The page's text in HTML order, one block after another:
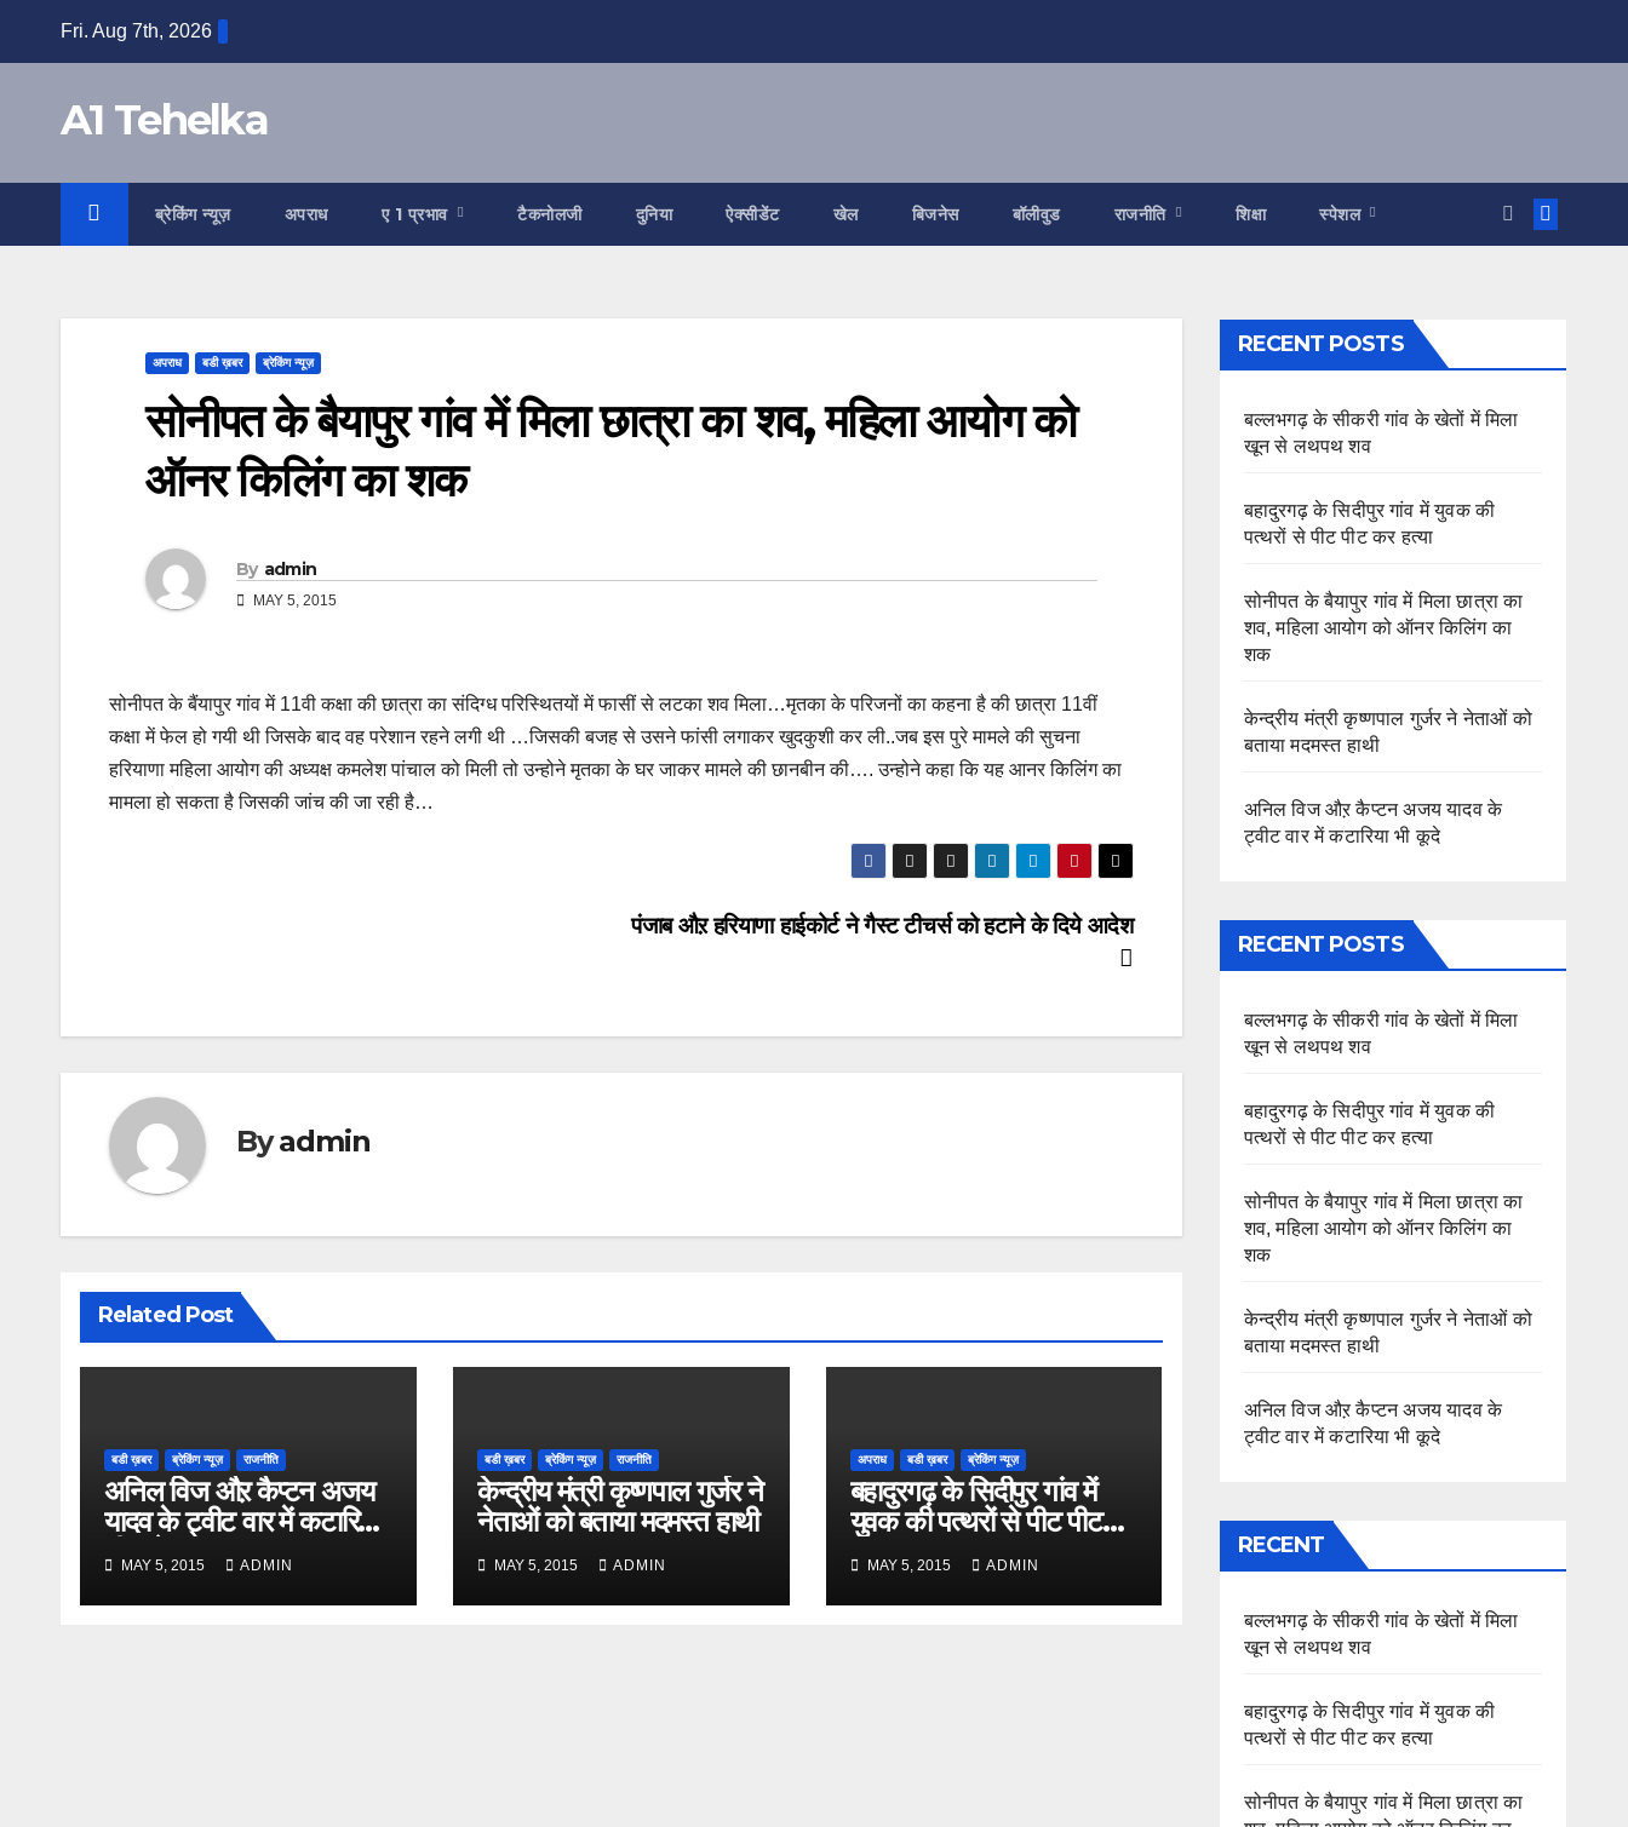
Fri. Aug 7th, 2026
A1 Tehelka
ब्रेकिंग न्यूज़ अपराध ए 1 प्रभाव टैकनोलजी दुनिया ऐक्सीडेंट खेल बिजनेस बॉलीवुड राजनीति शिक्षा स्पेशल
अपराध बडी ख़बर ब्रेकिंग न्यूज़
सोनीपत के बैयापुर गांव में मिला छात्रा का शव, महिला आयोग को
ऑनर किलिंग का शक
By admin
MAY 5, 2015
सोनीपत के बैंयापुर गांव में 11वी कक्षा की छात्रा का संदिग्ध परिस्थितयों में फासीं से लटका शव मिला…मृतका के परिजनों का कहना है की छात्रा 11वीं
कक्षा में फेल हो गयी थी जिसके बाद वह परेशान रहने लगी थी …जिसकी बजह से उसने फांसी लगाकर खुदकुशी कर ली..जब इस पुरे मामले की सुचना
हरियाणा महिला आयोग की अध्यक्ष कमलेश पांचाल को मिली तो उन्होने मृतका के घर जाकर मामले की छानबीन की…. उन्होने कहा कि यह आनर किलिंग का
मामला हो सकता है जिसकी जांच की जा रही है…
पंजाब औऱ हरियाणा हाईकोर्ट ने गैस्ट टीचर्स को हटाने के दिये आदेश
Byadmin
Related Post
बडी ख़बर ब्रेकिंग न्यूज़ राजनीति
अनिल विज औऱ कैप्टन अजय
यादव के ट्वीट वार में कटारिया
भी कूदे
MAY 5, 2015 ADMIN
बडी ख़बर ब्रेकिंग न्यूज़ राजनीति
केन्द्रीय मंत्री कृष्णपाल गुर्जर ने
नेताओं को बताया मदमस्त हाथी
MAY 5, 2015 ADMIN
अपराध बडी ख़बर ब्रेकिंग न्यूज़
बहादुरगढ़ के सिदीपुर गांव में
युवक की पत्थरों से पीट पीट
कर हत्या
MAY 5, 2015 ADMIN
RECENT POSTS
बल्लभगढ़ के सीकरी गांव के खेतों में मिला
खून से लथपथ शव
बहादुरगढ़ के सिदीपुर गांव में युवक की
पत्थरों से पीट पीट कर हत्या
सोनीपत के बैयापुर गांव में मिला छात्रा का
शव, महिला आयोग को ऑनर किलिंग का
शक
केन्द्रीय मंत्री कृष्णपाल गुर्जर ने नेताओं को
बताया मदमस्त हाथी
अनिल विज औऱ कैप्टन अजय यादव के
ट्वीट वार में कटारिया भी कूदे
RECENT POSTS
बल्लभगढ़ के सीकरी गांव के खेतों में मिला
खून से लथपथ शव
बहादुरगढ़ के सिदीपुर गांव में युवक की
पत्थरों से पीट पीट कर हत्या
सोनीपत के बैयापुर गांव में मिला छात्रा का
शव, महिला आयोग को ऑनर किलिंग का
शक
केन्द्रीय मंत्री कृष्णपाल गुर्जर ने नेताओं को
बताया मदमस्त हाथी
अनिल विज औऱ कैप्टन अजय यादव के
ट्वीट वार में कटारिया भी कूदे
RECENT
बल्लभगढ़ के सीकरी गांव के खेतों में मिला
खून से लथपथ शव
बहादुरगढ़ के सिदीपुर गांव में युवक की
पत्थरों से पीट पीट कर हत्या
सोनीपत के बैयापुर गांव में मिला छात्रा का